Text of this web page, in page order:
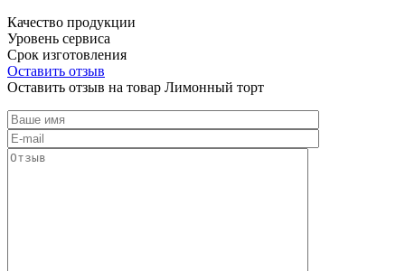
Качество продукции
Уровень сервиса
Срок изготовления
Оставить отзыв
Оставить отзыв на товар Лимонный торт